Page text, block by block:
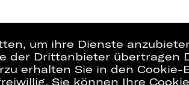
um ihre Dienste
der Drittanbieter übertragen
erhalten Sie in den
Sie können Ihre